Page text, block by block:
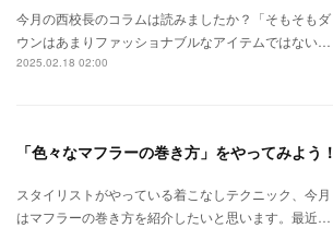
今月の西校長のコラムは読みましたか？「そもそもダ
ウンはあまりファッショナブルなアイテムではない…
2025.02.18 02:00
「色々なマフラーの巻き方」をやってみよう！
スタイリストがやっている着こなしテクニック、今月
はマフラーの巻き方を紹介したいと思います。最近…